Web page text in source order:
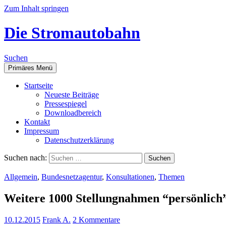
Zum Inhalt springen
Die Stromautobahn
Suchen
Primäres Menü
Start­sei­te
Neu­es­te Beiträge
Pres­se­spie­gel
Down­load­be­reich
Kon­takt
Impres­sum
Daten­schutz­er­klä­rung
Suchen nach:
Allgemein, Bundesnetzagentur, Konsultationen, Themen
Wei­te­re 1000 Stel­lung­nah­men
10.12.2015 Frank A. 2 Kommentare